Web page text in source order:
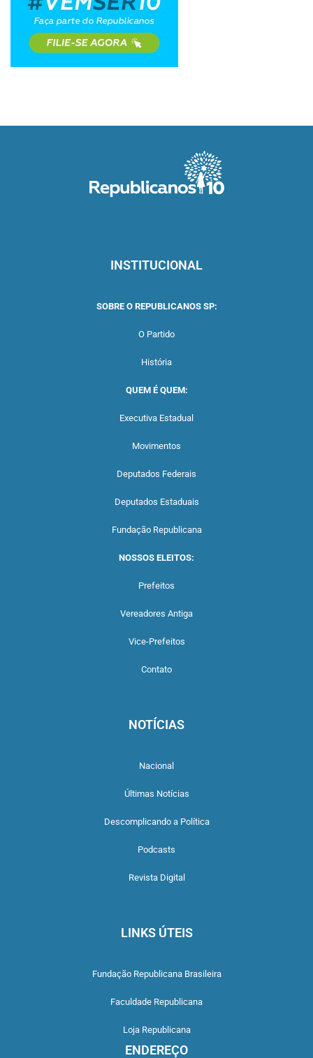
INSTITUCIONAL
SOBRE O REPUBLICANOS SP:
O Partido
História
QUEM É QUEM:
Executiva Estadual
Movimentos
Deputados Federais
Deputados Estaduais
Fundação Republicana
NOSSOS ELEITOS:
Prefeitos
Vereadores Antiga
Vice-Prefeitos
Contato
NOTÍCIAS
Nacional
Últimas Notícias
Descomplicando a Política
Podcasts
Revista Digital
LINKS ÚTEIS
Fundação Republicana Brasileira
Faculdade Republicana
Loja Republicana
ENDEREÇO